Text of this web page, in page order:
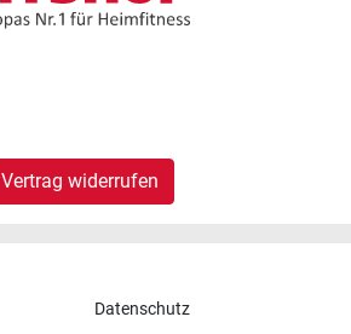
Vertrag widerrufen
Datenschutz